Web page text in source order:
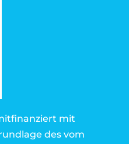
mit
des vom